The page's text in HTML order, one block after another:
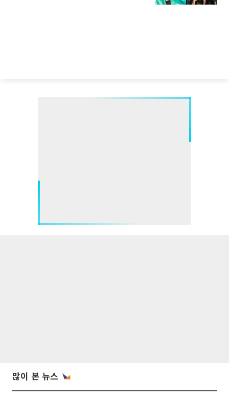
많이 본 뉴스